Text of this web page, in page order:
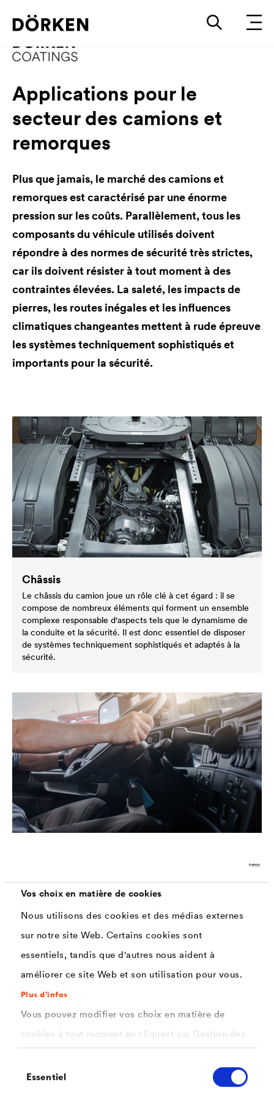
Vos choix en matière de cookies
Nous utilisons des cookies et des médias externes
sur notre site Web. Certains cookies sont
essentiels, tandis que d'autres nous aident à
améliorer ce site Web et son utilisation pour vous.
Plus d'infos
Vous pouvez modifier vos choix en matière de
cookies à tout moment en cliquant sur Gestion des
informations dans notre
politique de confidentialité
duEssentiel
Applications pour le
secteur des camions et
remorques
Plus que jamais, le marché des camions et
remorques est caractérisé par une énorme
pression sur les coûts. Parallèlement, tous les
composants du véhicule utilisés doivent
répondre à des normes de sécurité très strictes,
car ils doivent résister à tout moment à des
contraintes élevées. La saleté, les impacts de
pierres, les routes inégales et les influences
climatiques changeantes mettent à rude épreuve
les systèmes techniquement sophistiqués et
importants pour la sécurité.
Châssis
Le châssis du camion joue un rôle clé à cet égard : il se
compose de nombreux éléments qui forment un ensemble
complexe responsable d'aspects tels que le dynamisme de
la conduite et la sécurité. Il est donc essentiel de disposer
de systèmes techniquement sophistiqués et adaptés à la
sécurité.
exposés à des contraintes corrosives dans une telle
mesure. Il est important dans ce domaine de garantir la